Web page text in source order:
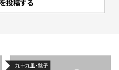
九十九里・銚子